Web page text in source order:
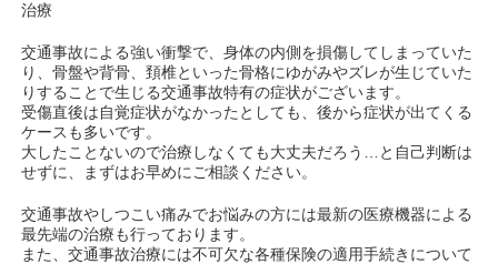
治療
交通事故による強い衝撃で、身体の内側を損傷してしまっていた
り、骨盤や背骨、頚椎といった骨格にゆがみやズレが生じていた
りすることで生じる交通事故特有の症状がございます。
受傷直後は自覚症状がなかったとしても、後から症状が出てくる
ケースも多いです。
大したことないので治療しなくても大丈夫だろう…と自己判断は
せずに、まずはお早めにご相談ください。
交通事故やしつこい痛みでお悩みの方には最新の医療機器による
最先端の治療も行っております。
また、交通事故治療には不可欠な各種保険の適用手続きについて